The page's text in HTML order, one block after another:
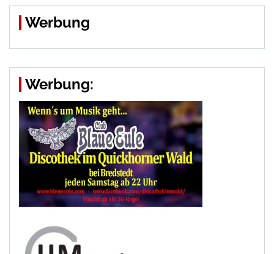
Werbung
Werbung: